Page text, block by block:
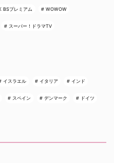
BSプレミアム WOWOW
スーパー！ドラマTV
イスラエル イタリア インド
スペイン デンマーク ドイツ